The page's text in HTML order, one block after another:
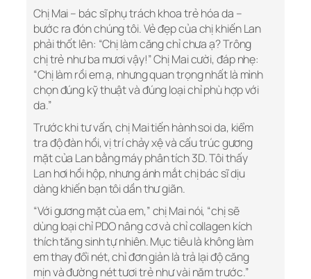
Chị Mai – bác sĩ phụ trách khoa trẻ hóa da –
bước ra đón chúng tôi. Vẻ đẹp của chị khiến Lan
phải thốt lên: “Chị làm căng chỉ chưa ạ? Trông
chị trẻ như ba mươi vậy!” Chị Mai cười, đáp nhẹ:
“Chị làm rồi em ạ, nhưng quan trọng nhất là mình
chọn đúng kỹ thuật và đúng loại chỉ phù hợp với
da.”
Trước khi tư vấn, chị Mai tiến hành soi da, kiểm
tra độ đàn hồi, vị trí chảy xệ và cấu trúc gương
mặt của Lan bằng máy phân tích 3D. Tôi thấy
Lan hơi hồi hộp, nhưng ánh mắt chị bác sĩ dịu
dàng khiến bạn tôi dần thư giãn.
“Với gương mặt của em,” chị Mai nói, “chị sẽ
dùng loại chỉ PDO nâng cơ và chỉ collagen kích
thích tăng sinh tự nhiên. Mục tiêu là không làm
em thay đổi nét, chỉ đơn giản là trả lại độ căng
mịn và đường nét tươi trẻ như vài năm trước.”